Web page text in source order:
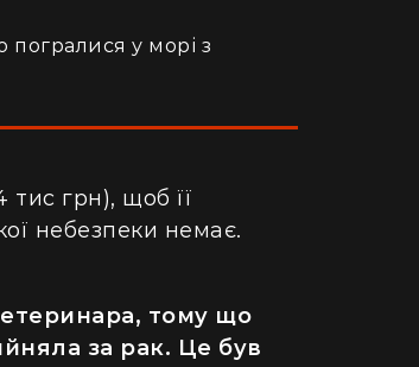
погралися у морі з
грн), щоб її
небезпеки немає.
тому що
за рак. Це був